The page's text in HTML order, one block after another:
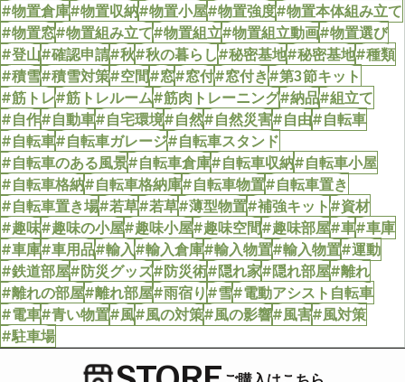
#物置倉庫#物置収納#物置小屋#物置強度#物置本体組み立て
#物置窓#物置組み立て#物置組立#物置組立動画#物置選び
#登山#確認申請#秋#秋の暮らし#秘密基地#秘密基地#種類
#積雪#積雪対策#空間#窓#窓付#窓付き#第3節キット
#筋トレ#筋トレルーム#筋肉トレーニング#納品#組立て
#自作#自動車#自宅環境#自然#自然災害#自由#自転車
#自転車#自転車ガレージ#自転車スタンド
#自転車のある風景#自転車倉庫#自転車収納#自転車小屋
#自転車格納#自転車格納庫#自転車物置#自転車置き
#自転車置き場#若草#若草#薄型物置#補強キット#資材
#趣味#趣味の小屋#趣味小屋#趣味空間#趣味部屋#車#車庫
#車庫#車用品#輸入#輸入倉庫#輸入物置#輸入物置#運動
#鉄道部屋#防災グッズ#防災術#隠れ家#隠れ部屋#離れ
#離れの部屋#離れ部屋#雨宿り#雪#電動アシスト自転車
#電車#青い物置#風#風の対策#風の影響#風害#風対策
#駐車場